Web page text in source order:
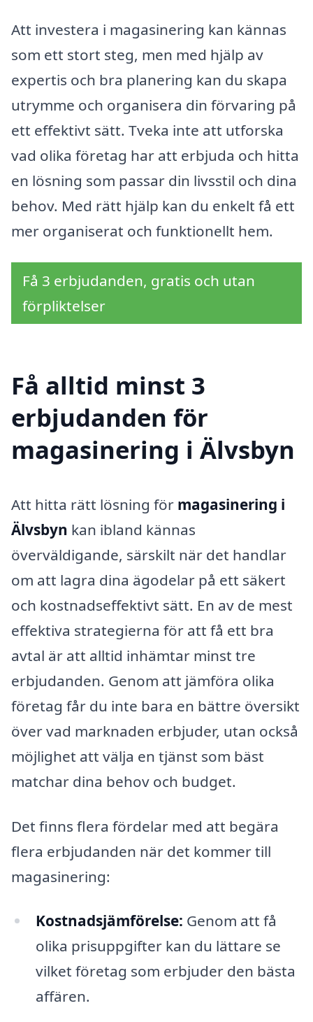
Att investera i magasinering kan kännas
som ett stort steg, men med hjälp av
expertis och bra planering kan du skapa
utrymme och organisera din förvaring på
ett effektivt sätt. Tveka inte att utforska
vad olika företag har att erbjuda och hitta
en lösning som passar din livsstil och dina
behov. Med rätt hjälp kan du enkelt få ett
mer organiserat och funktionellt hem.
Få 3 erbjudanden, gratis och utan
förpliktelser
Få alltid minst 3
erbjudanden för
magasinering i Älvsbyn
Att hitta rätt lösning för magasinering i
Älvsbyn kan ibland kännas
överväldigande, särskilt när det handlar
om att lagra dina ägodelar på ett säkert
och kostnadseffektivt sätt. En av de mest
effektiva strategierna för att få ett bra
avtal är att alltid inhämtar minst tre
erbjudanden. Genom att jämföra olika
företag får du inte bara en bättre översikt
över vad marknaden erbjuder, utan också
möjlighet att välja en tjänst som bäst
matchar dina behov och budget.
Det finns flera fördelar med att begära
flera erbjudanden när det kommer till
magasinering:
Kostnadsjämförelse: Genom att få
olika prisuppgifter kan du lättare se
vilket företag som erbjuder den bästa
affären.